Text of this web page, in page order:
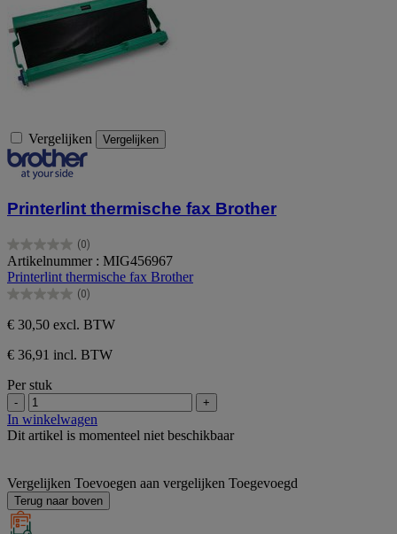
Vergelijken Vergelijken
Printerlint thermische fax Brother
(0)
0.0
van
de
5
Artikelnummer : MIG456967
Printerlint thermische fax Brother
(0)
0.0
van
de
5
sterren.
€ 30,50 excl. BTW
€ 36,91 incl. BTW
Per stuk
- +
In winkelwagen
Dit artikel is momenteel niet beschikbaar
Vergelijken Toevoegen aan vergelijken Toegevoegd
Terug naar boven